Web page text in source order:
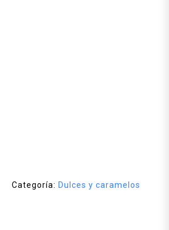
Categoría: Dulces y caramelos